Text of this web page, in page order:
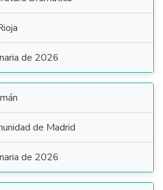
de 2026
de Madrid
de 2026